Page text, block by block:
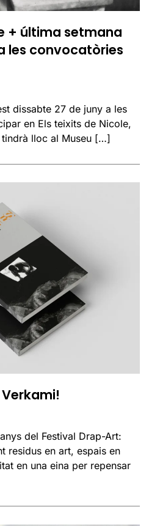
+ última setmana
les convocatòries
dissabte 27 de juny a les
en Els teixits de Nicole,
lloc al Museu […]
del Festival Drap-Art:
residus en art, espais en
en una eina per repensar